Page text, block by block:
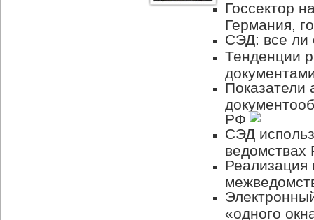
Госсектор
Германия,
СЭД: все ли
Тенденции
Показатели
РФ
СЭД
ведомствах
Реализация
«одного